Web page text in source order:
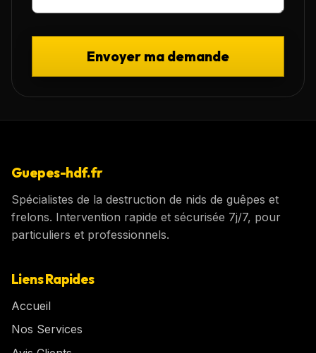
Envoyer ma demande
Guepes-hdf.fr
Spécialistes de la destruction de nids de guêpes et
frelons. Intervention rapide et sécurisée 7j/7, pour
particuliers et professionnels.
Liens Rapides
Accueil
Nos Services